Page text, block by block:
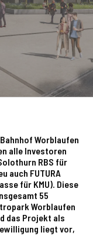
Worblaufen
alle Investoren
RBS für
auch FUTURA
für KMU). Diese
55
Worblaufen
das Projekt als
liegt vor,